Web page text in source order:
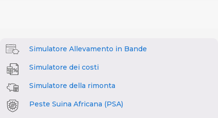
Simulatore Allevamento in Bande
Simulatore dei costi
Simulatore della rimonta
Peste Suina Africana (PSA)